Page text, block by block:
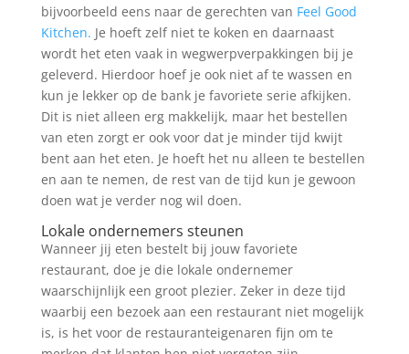
bijvoorbeeld eens naar de gerechten van Feel Good
Kitchen. Je hoeft zelf niet te koken en daarnaast
wordt het eten vaak in wegwerpverpakkingen bij je
geleverd. Hierdoor hoef je ook niet af te wassen en
kun je lekker op de bank je favoriete serie afkijken.
Dit is niet alleen erg makkelijk, maar het bestellen
van eten zorgt er ook voor dat je minder tijd kwijt
bent aan het eten. Je hoeft het nu alleen te bestellen
en aan te nemen, de rest van de tijd kun je gewoon
doen wat je verder nog wil doen.
Lokale ondernemers steunen
Wanneer jij eten bestelt bij jouw favoriete
restaurant, doe je die lokale ondernemer
waarschijnlijk een groot plezier. Zeker in deze tijd
waarbij een bezoek aan een restaurant niet mogelijk
is, is het voor de restauranteigenaren fijn om te